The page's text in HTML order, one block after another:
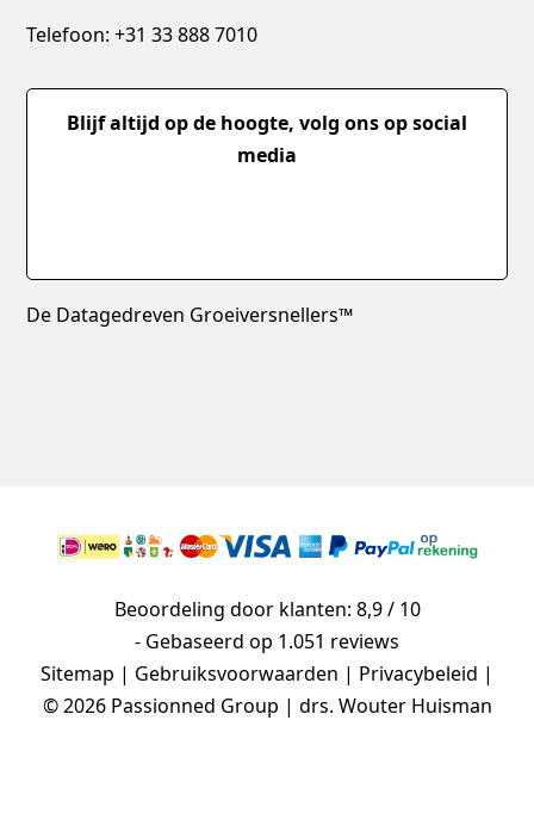
Telefoon: +31 33 888 7010
Blijf altijd op de hoogte, volg ons op social
media
De Datagedreven Groeiversnellers™
Beoordeling door klanten: 8,9 / 10
- Gebaseerd op 1.051 reviews
Sitemap | Gebruiksvoorwaarden | Privacybeleid |
© 2026 Passionned Group | drs. Wouter Huisman